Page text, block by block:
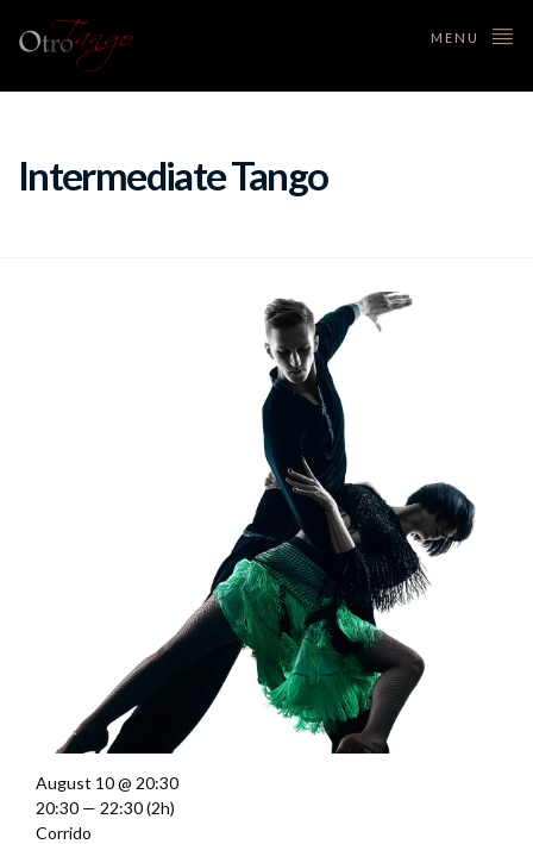
MENU
Intermediate Tango
August 10 @ 20:30
20:30 — 22:30(2h)
Corrido